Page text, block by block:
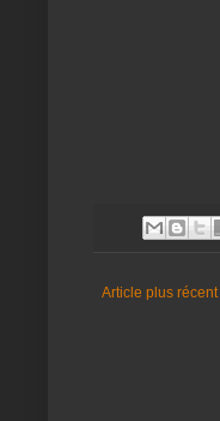
Article plus récent